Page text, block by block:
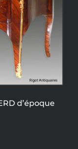
d’époque